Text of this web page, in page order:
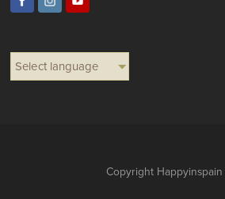
Select language
Copyright Happyinspain